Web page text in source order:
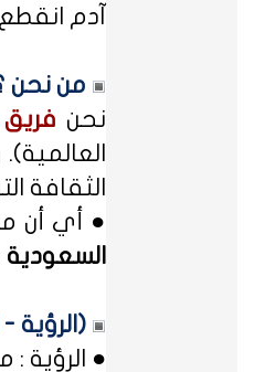
آدم
من نحن
نحن
الثقافة
● أي أن
السعودية
(الرؤية -
● الرؤية